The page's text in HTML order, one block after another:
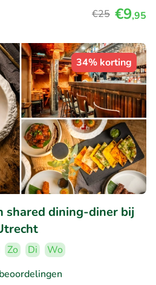
€25 €9,95
34% korting
shared dining-diner bij
Zo Di
Wo